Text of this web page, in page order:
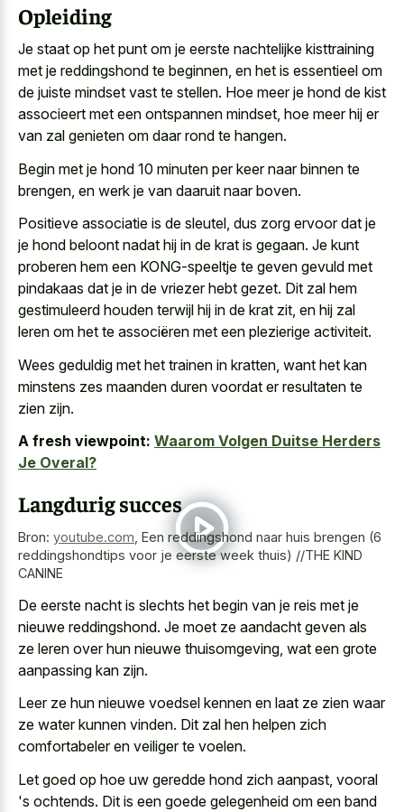
Opleiding
Je staat op het punt om je eerste nachtelijke kisttraining
met je reddingshond te beginnen, en het is essentieel om
de juiste mindset vast te stellen. Hoe meer je hond de kist
associeert met een ontspannen mindset, hoe meer hij er
van zal genieten om daar rond te hangen.
Begin met je hond 10 minuten per keer naar binnen te
brengen, en werk je van daaruit naar boven.
Positieve associatie is de sleutel, dus zorg ervoor dat je
je hond beloont nadat hij in de krat is gegaan. Je kunt
proberen hem een KONG-speeltje te geven gevuld met
pindakaas dat je in de vriezer hebt gezet. Dit zal hem
gestimuleerd houden terwijl hij in de krat zit, en hij zal
leren om het te associëren met een plezierige activiteit.
Wees geduldig met het trainen in kratten, want het kan
minstens zes maanden duren voordat er resultaten te
zien zijn.
A fresh viewpoint: Waarom Volgen Duitse Herders
Je Overal?
Langdurig succes
Bron: youtube.com, Een reddingshond naar huis brengen (6
reddingshondtips voor je eerste week thuis) //THE KIND
CANINE
De eerste nacht is slechts het begin van je reis met je
nieuwe reddingshond. Je moet ze aandacht geven als
ze leren over hun nieuwe thuisomgeving, wat een grote
aanpassing kan zijn.
Leer ze hun nieuwe voedsel kennen en laat ze zien waar
ze water kunnen vinden. Dit zal hen helpen zich
comfortabeler en veiliger te voelen.
Let goed op hoe uw geredde hond zich aanpast, vooral
's ochtends. Dit is een goede gelegenheid om een band